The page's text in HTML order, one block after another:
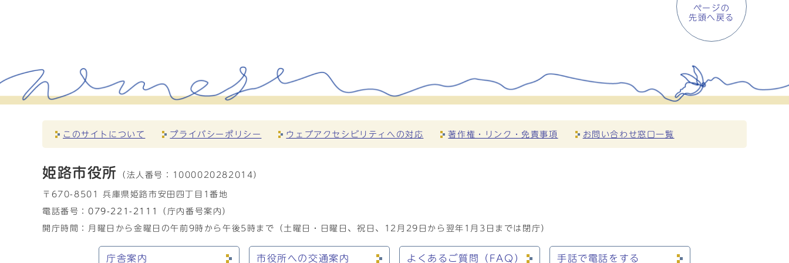
ページの
先頭へ戻る
このサイトについて プライバシーポリシー ウェブアクセシビリティへの対応 著作権・リンク・免責事項 お問い合わせ窓口一覧
姫路市役所 （法人番号： 1000020282014）
〒670-8501 兵庫県姫路市安田四丁目1番地
電話番号： 079-221-2111
（庁内番号案内）
開庁時間：月曜日から金曜日の午前9時から午後5時まで（土曜日・日曜日、祝日、12月29日から翌年1月3日までは閉庁）
庁舎案内 市役所への交通案内 よくあるご質問（FAQ） 手話で電話をする